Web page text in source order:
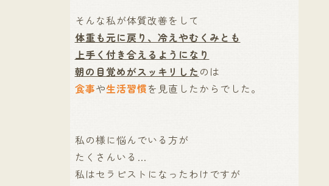
そんな私が体質改善をして
体重も元に戻り、冷えやむくみとも
上手く付き合えるようになり
朝の目覚めがスッキリした のは
食事や生活習慣を見直したからでした。
私の様に悩んでいる方が
たくさんいる…
私はセラピストになったわけですが